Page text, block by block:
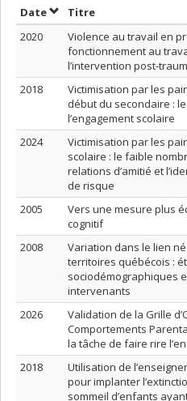
DateTrier par date en ordre
Titre
2020
Violence au travail en
fonctionnement au
l’intervention post-
2018
Victimisation par les
début du secondaire :
l’engagement scolaire
2024
Victimisation par les
scolaire : le faible
relations d’amitié et
de risque
2005
Vers une mesure plus
cognitif
2008
Variation dans le lien
territoires québécois :
sociodémographiques
intervenants
2026
Validation de la Grille
Comportements
la tâche de faire rire
2018
Utilisation de
pour implanter
sommeil d’enfants